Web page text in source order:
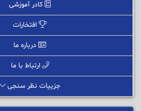
کادر آموزشی
افتخارات
درباره ما
ارتباط با ما
جزییات نظر سنجی